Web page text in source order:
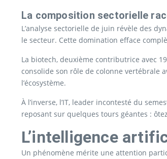
La composition sectorielle
L’analyse sectorielle de juin révèle des
le secteur. Cette domination efface
La biotech, deuxième contributrice avec
consolide son rôle de colonne vertébrale
l’écosystème.
À l’inverse, l’IT, leader incontesté du
reposant sur quelques tours géantes :
L’intelligence
Un phénomène mérite une attention